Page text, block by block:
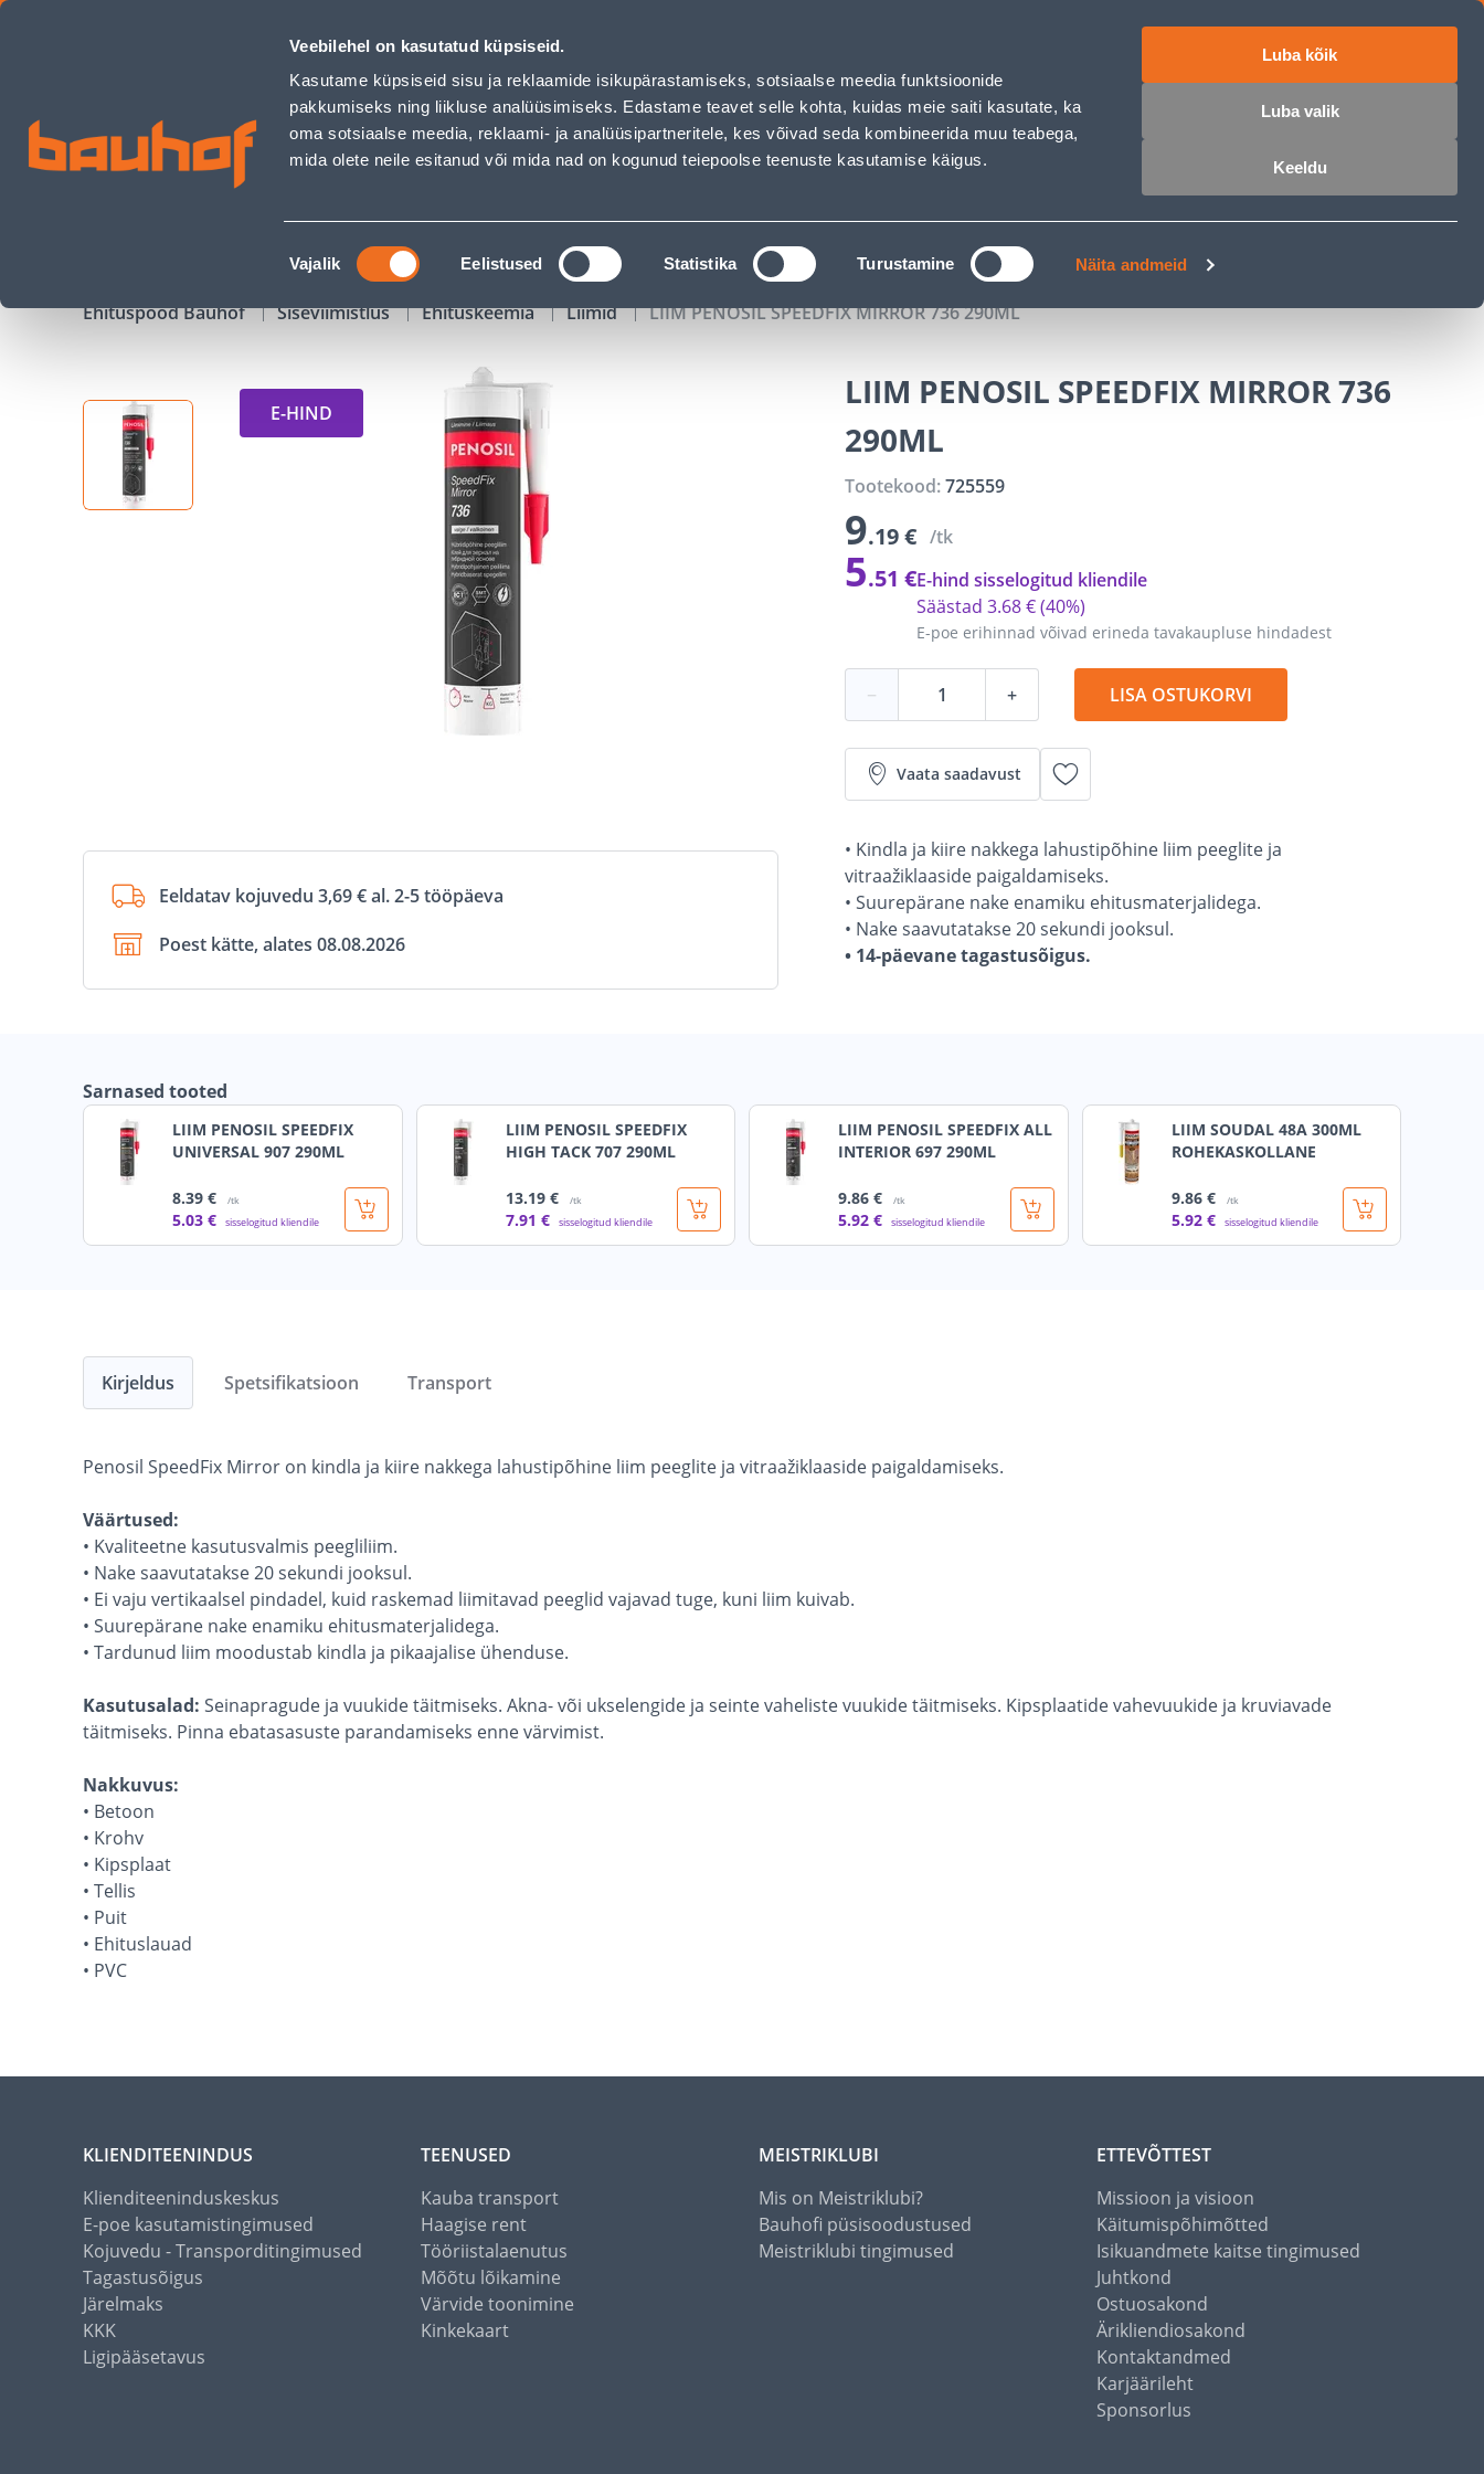
Veebilehel on kasutatud küpsiseid.
Kasutame küpsiseid sisu ja reklaamide isikupärastamiseks, sotsiaalse meedia funktsioonide
pakkumiseks ning liikluse analüüsimiseks. Edastame teavet selle kohta, kuidas meie saiti kasutate, ka
oma sotsiaalse meedia, reklaami- ja analüüsipartneritele, kes võivad seda kombineerida muu teabega,
mida olete neile esitanud või mida nad on kogunud teiepoolse teenuste kasutamise käigus.
Nõusoleku
valik
Vajalik Eelistused Statistika Turustamine Näita andmeid
Luba kõik
Luba valik
Keeldu
LIIM PENOSIL SPEEDFIX MIRROR 736 290ML - Bauhof has loaded
Äriklienditeenindus Klienditeenindus Teenused Karjäärileht
OTSI Logi sisse
KAMPAANIAD KATALOOGID TÖÖRIISTALAENUTUS JÄRELMAKS
Ehituspood Bauhof Siseviimistlus Ehituskeemia Liimid LIIM PENOSIL SPEEDFIX MIRROR 736 290ML
E-HIND
Eeldatav kojuvedu 3,69 € al. 2-5 tööpäeva
Poest kätte, alates 08.08.2026
LIIM PENOSIL SPEEDFIX MIRROR 736
290ML
Tootekood:725559
9.19 € /tk
5.51 €
E-poe erihinnad võivad erineda tavakaupluse hindadest
Säästad 3.68 €(40%)
E-hind sisselogitud kliendile
− + LISA OSTUKORVI
Vaata saadavust
• Kindla ja kiire nakkega lahustipõhine liim peeglite ja
vitraažiklaaside paigaldamiseks.
• Suurepärane nake enamiku ehitusmaterjalidega.
• Nake saavutatakse 20 sekundi jooksul.
• 14-päevane tagastusõigus.
Sarnased tooted
LIIM PENOSIL SPEEDFIX
UNIVERSAL 907 290ML
8.39 € /tk
5.03 € sisselogitud kliendile
LIIM PENOSIL SPEEDFIX
HIGH TACK 707 290ML
13.19 € /tk
7.91 € sisselogitud kliendile
LIIM PENOSIL SPEEDFIX ALL
INTERIOR 697 290ML
9.86 € /tk
5.92 € sisselogitud kliendile
LIIM SOUDAL 48A 300ML
ROHEKASKOLLANE
9.86 € /tk
5.92 € sisselogitud kliendile
Kirjeldus
Penosil SpeedFix Mirror on kindla ja kiire nakkega lahustipõhine liim peeglite ja vitraažiklaaside paigaldamiseks.
Väärtused:
• Kvaliteetne kasutusvalmis peegliliim.
• Nake saavutatakse 20 sekundi jooksul.
• Ei vaju vertikaalsel pindadel, kuid raskemad liimitavad peeglid vajavad tuge, kuni liim kuivab.
• Suurepärane nake enamiku ehitusmaterjalidega.
• Tardunud liim moodustab kindla ja pikaajalise ühenduse.
Kasutusalad: Seinapragude ja vuukide täitmiseks. Akna- või ukselengide ja seinte vaheliste vuukide täitmiseks. Kipsplaatide vahevuukide ja kruviavade
täitmiseks. Pinna ebatasasuste parandamiseks enne värvimist.
Nakkuvus:
• Betoon
• Krohv
• Kipsplaat
• Tellis
• Puit
• Ehituslauad
• PVC
Spetsifikatsioon Transport
KLIENDITEENINDUS
Klienditeeninduskeskus
E-poe kasutamistingimused
Kojuvedu - Transporditingimused
Tagastusõigus
Järelmaks
KKK
Ligipääsetavus
TEENUSED
Kauba transport
Haagise rent
Tööriistalaenutus
Mõõtu lõikamine
Värvide toonimine
Kinkekaart
MEISTRIKLUBI
Mis on Meistriklubi?
Bauhofi püsisoodustused
Meistriklubi tingimused
ETTEVÕTTEST
Missioon ja visioon
Käitumispõhimõtted
Isikuandmete kaitse tingimused
Juhtkond
Ostuosakond
Ärikliendiosakond
Kontaktandmed
Karjäärileht
Sponsorlus